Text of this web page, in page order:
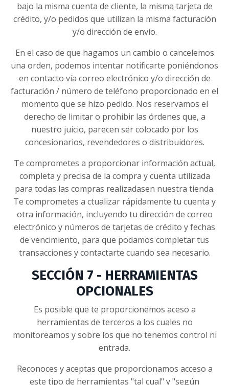
bajo la misma cuenta de cliente, la misma tarjeta de
crédito, y/o pedidos que utilizan la misma facturación
y/o dirección de envío.
En el caso de que hagamos un cambio o cancelemos
una orden, podemos intentar notificarte poniéndonos
en contacto vía correo electrónico y/o dirección de
facturación / número de teléfono proporcionado en el
momento que se hizo pedido. Nos reservamos el
derecho de limitar o prohibir las órdenes que, a
nuestro juicio, parecen ser colocado por los
concesionarios, revendedores o distribuidores.
Te comprometes a proporcionar información actual,
completa y precisa de la compra y cuenta utilizada
para todas las compras realizadasen nuestra tienda.
Te comprometes a ctualizar rápidamente tu cuenta y
otra información, incluyendo tu dirección de correo
electrónico y números de tarjetas de crédito y fechas
de vencimiento, para que podamos completar tus
transacciones y contactarte cuando sea necesario.
SECCIÓN 7 - HERRAMIENTAS
OPCIONALES
Es posible que te proporcionemos aceso a
herramientas de terceros a los cuales no
monitoreamos y sobre los que no tenemos control ni
entrada.
Reconoces y aceptas que proporcionamos acceso a
este tipo de herramientas "tal cual" y "según